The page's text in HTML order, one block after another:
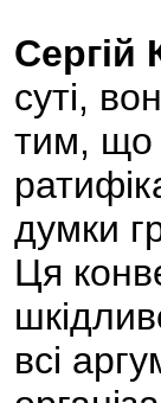
Cергій
суті,
тим, що
думки
Ця
всі